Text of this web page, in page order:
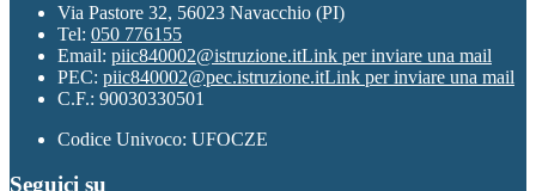
Via Pastore 32, 56023 Navacchio (PI)
Tel: 050 776155
Email: piic840002@istruzione.itLink per inviare una mail
PEC: piic840002@pec.istruzione.itLink per inviare una mail
C.F.: 90030330501
Codice Univoco: UFOCZE
Seguici su